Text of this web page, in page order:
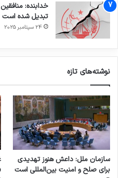
خدابنده:
تبدیل شده است
24 سپتامبر 2025
نوشته‌های تازه
سازمان ملل: داعش هنوز تهدیدی
برای صلح و امنیت بین‌المللی است